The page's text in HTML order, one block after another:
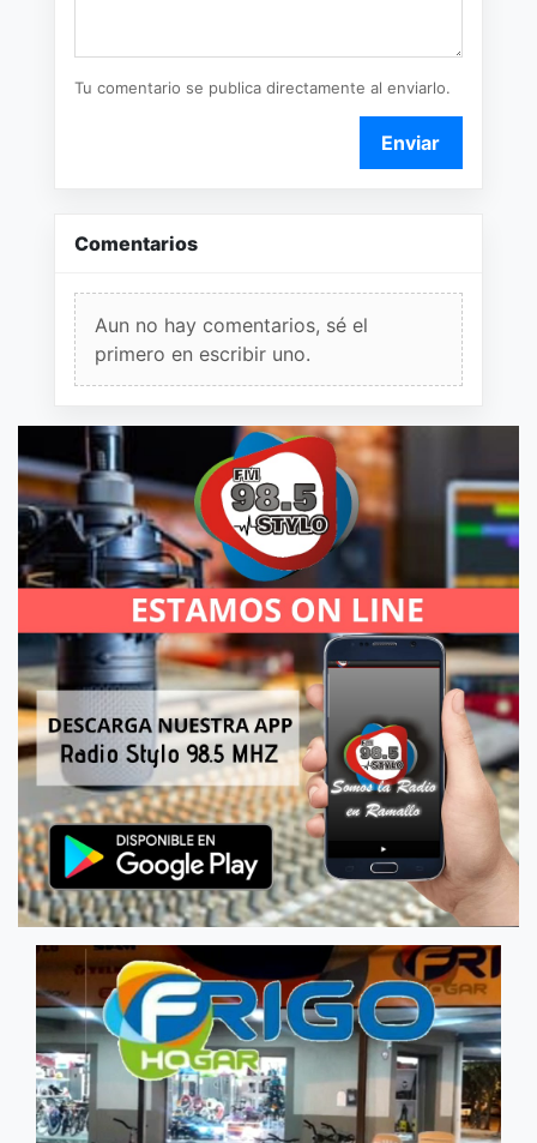
Tu comentario se publica directamente al enviarlo.
Enviar
Comentarios
Aun no hay comentarios, sé el
primero en escribir uno.